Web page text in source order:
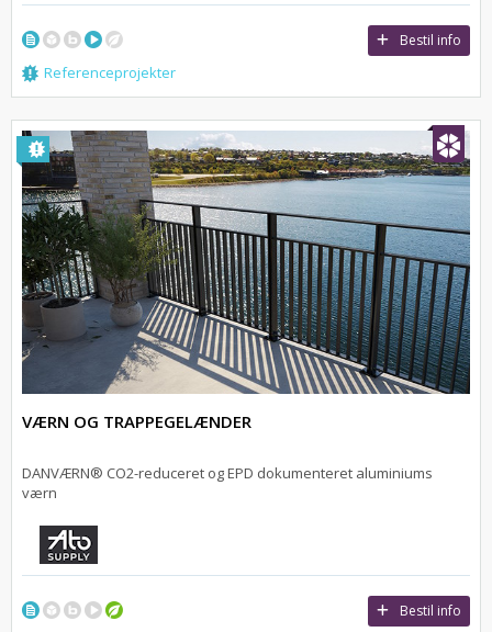
Bestil info
Referenceprojekter
VÆRN OG TRAPPEGELÆNDER
DANVÆRN® CO2-reduceret og EPD dokumenteret aluminiums
værn
Bestil info